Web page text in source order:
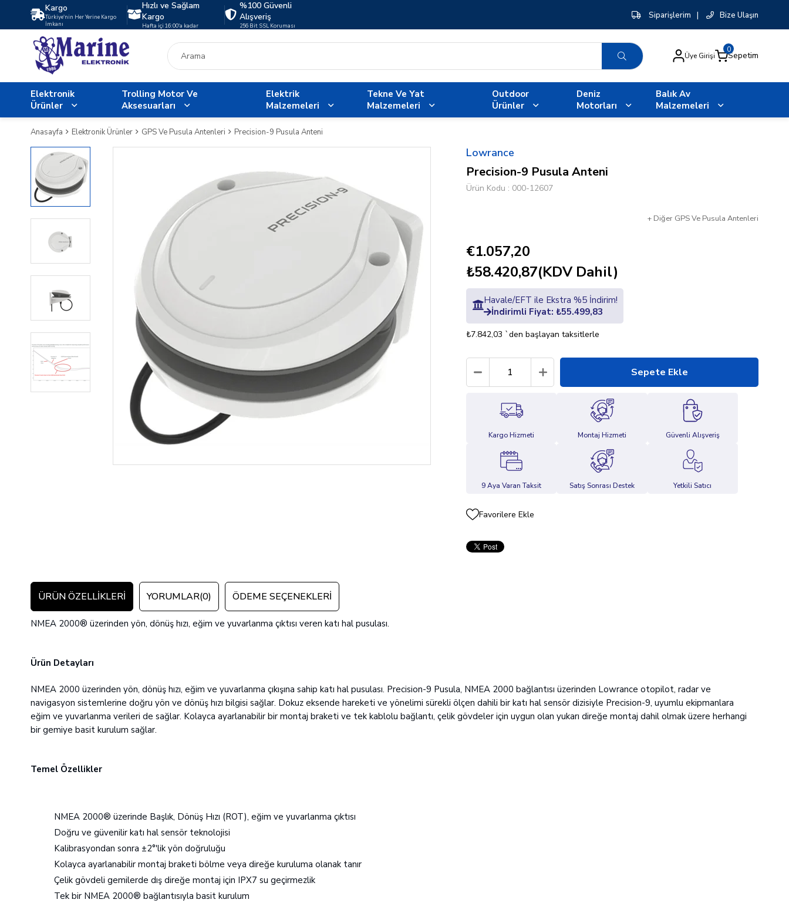
Kargo
Türkiye'nin Her Yerine Kargo
İmkanı
Hızlı ve Sağlam
Kargo
Hafta içi 16:00'a kadar
%100 Güvenli
Alışveriş
256 Bit SSL Koruması
Siparişlerim | Bize Ulaşın
Üye Girişi Sepetim
0
Elektronik
Ürünler
Trolling Motor Ve
Aksesuarları
Elektrik
Malzemeleri
Tekne Ve Yat
Malzemeleri
Outdoor
Ürünler
Deniz
Motorları
Balık Av
Malzemeleri
Anasayfa Elektronik Ürünler GPS Ve Pusula Antenleri Precision-9 Pusula Anteni
Lowrance
Precision-9 Pusula Anteni
Ürün Kodu 000-12607
+ Diğer GPS Ve Pusula Antenleri
€1.057,20
₺58.420,87(KDV Dahil)
Havale/EFT ile Ekstra %5 İndirim!
İndirimli Fiyat: ₺55.499,83
₺7.842,03 `den başlayan taksitlerle
Kargo Hizmeti Montaj Hizmeti Güvenli Alışveriş
9 Aya Varan Taksit Satış Sonrası Destek Yetkili Satıcı
Favorilere Ekle
ÜRÜN ÖZELLIKLERI YORUMLAR(0) ÖDEME SEÇENEKLERI
NMEA 2000® üzerinden yön, dönüş hızı, eğim ve yuvarlanma çıktısı veren katı hal pusulası.
Ürün Detayları
NMEA 2000 üzerinden yön, dönüş hızı, eğim ve yuvarlanma çıkışına sahip katı hal pusulası. Precision-9 Pusula, NMEA 2000 bağlantısı üzerinden Lowrance otopilot, radar ve
navigasyon sistemlerine doğru yön ve dönüş hızı bilgisi sağlar. Dokuz eksende hareketi ve yönelimi sürekli ölçen dahili bir katı hal sensör dizisiyle Precision-9, uyumlu ekipmanlara
eğim ve yuvarlanma verileri de sağlar. Kolayca ayarlanabilir bir montaj braketi ve tek kablolu bağlantı, çelik gövdeler için uygun olan yukarı direğe montaj dahil olmak üzere herhangi
bir gemiye basit kurulum sağlar.
Temel Özellikler
NMEA 2000® üzerinde Başlık, Dönüş Hızı (ROT), eğim ve yuvarlanma çıktısı
Doğru ve güvenilir katı hal sensör teknolojisi
Kalibrasyondan sonra ±2°'lik yön doğruluğu
Kolayca ayarlanabilir montaj braketi bölme veya direğe kuruluma olanak tanır
Çelik gövdeli gemilerde dış direğe montaj için IPX7 su geçirmezlik
Tek bir NMEA 2000® bağlantısıyla basit kurulum